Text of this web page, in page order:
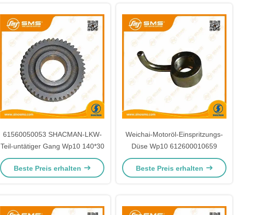
61560050053 SHACMAN-LKW-
Teil-untätiger Gang Wp10 140*30
Beste Preis erhalten
Weichai-Motoröl-Einspritzungs-
Düse Wp10 612600010659
Beste Preis erhalten